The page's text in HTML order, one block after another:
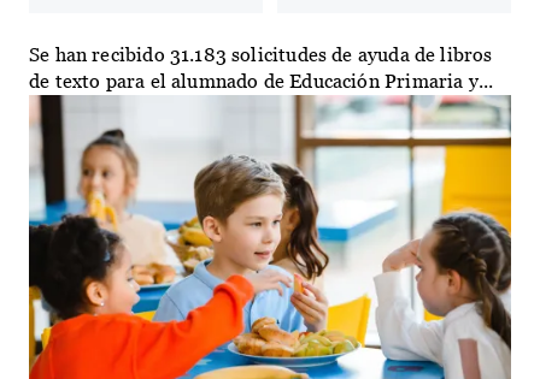
Se han recibido 31.183 solicitudes de ayuda de libros
de texto para el alumnado de Educación Primaria y...